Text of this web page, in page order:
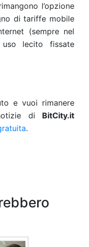
l’opzione
di tariffe mobile
(sempre nel
lecito fissate
e vuoi rimanere
di BitCity.it
.